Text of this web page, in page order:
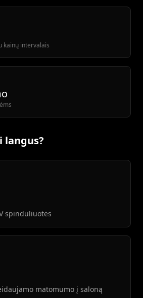
kainų intervalais
langus?
spinduliuotės
matomumo į saloną